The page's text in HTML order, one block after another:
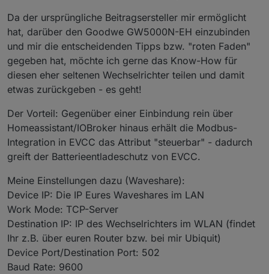
Da der ursprüngliche Beitragsersteller mir ermöglicht
hat, darüber den Goodwe GW5000N-EH einzubinden
und mir die entscheidenden Tipps bzw. "roten Faden"
gegeben hat, möchte ich gerne das Know-How für
diesen eher seltenen Wechselrichter teilen und damit
etwas zurückgeben - es geht!
Der Vorteil: Gegenüber einer Einbindung rein über
Homeassistant/IOBroker hinaus erhält die Modbus-
Integration in EVCC das Attribut "steuerbar" - dadurch
greift der Batterieentladeschutz von EVCC.
Meine Einstellungen dazu (Waveshare):
Device IP: Die IP Eures Waveshares im LAN
Work Mode: TCP-Server
Destination IP: IP des Wechselrichters im WLAN (findet
Ihr z.B. über euren Router bzw. bei mir Ubiquit)
Device Port/Destination Port: 502
Baud Rate: 9600